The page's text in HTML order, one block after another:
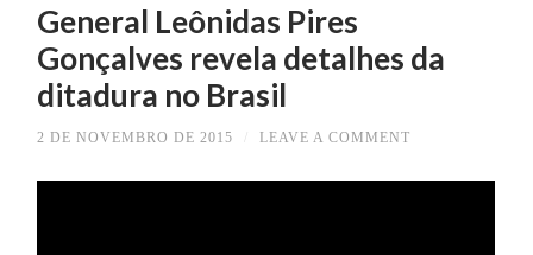
General Leônidas Pires
Gonçalves revela detalhes da
ditadura no Brasil
2 DE NOVEMBRO DE 2015 LEAVE A COMMENT